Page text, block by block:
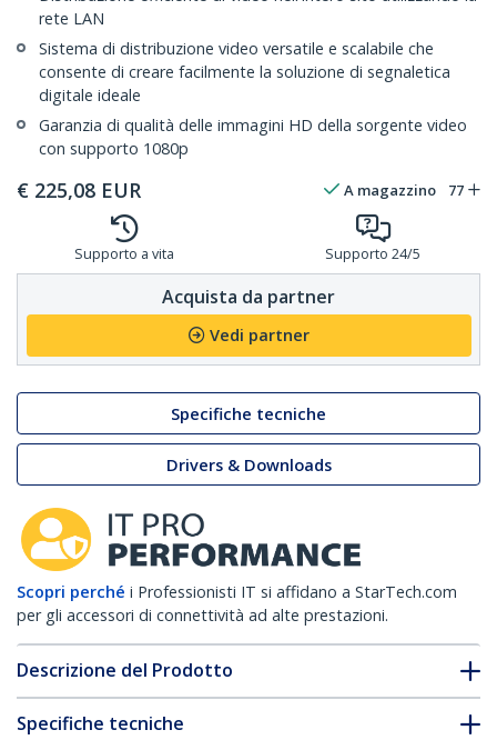
rete LAN
Sistema di distribuzione video versatile e scalabile che
consente di creare facilmente la soluzione di segnaletica
digitale ideale
Garanzia di qualità delle immagini HD della sorgente video
con supporto 1080p
€ 225,08 EUR A magazzino 77
Supporto a vita Supporto 24/5
Acquista da partner
Vedi partner
Specifiche tecniche
Drivers & Downloads
Scopri perché i Professionisti IT si affidano a StarTech.com
per gli accessori di connettività ad alte prestazioni.
Descrizione del Prodotto
Specifiche tecniche